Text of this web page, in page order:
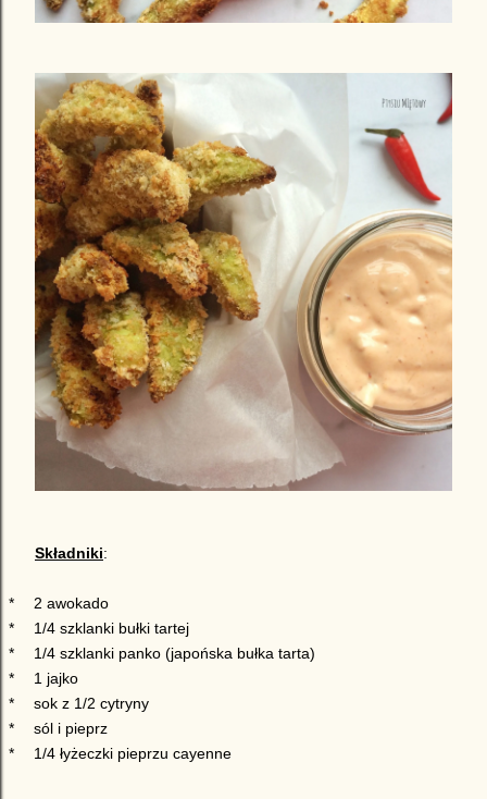
Składniki:
*
2 awokado
*
1/4 szklanki bułki tartej
*
1/4 szklanki panko (japońska bułka tarta)
*
1 jajko
*
sok z 1/2 cytryny
*
sól i pieprz
*
1/4 łyżeczki pieprzu cayenne